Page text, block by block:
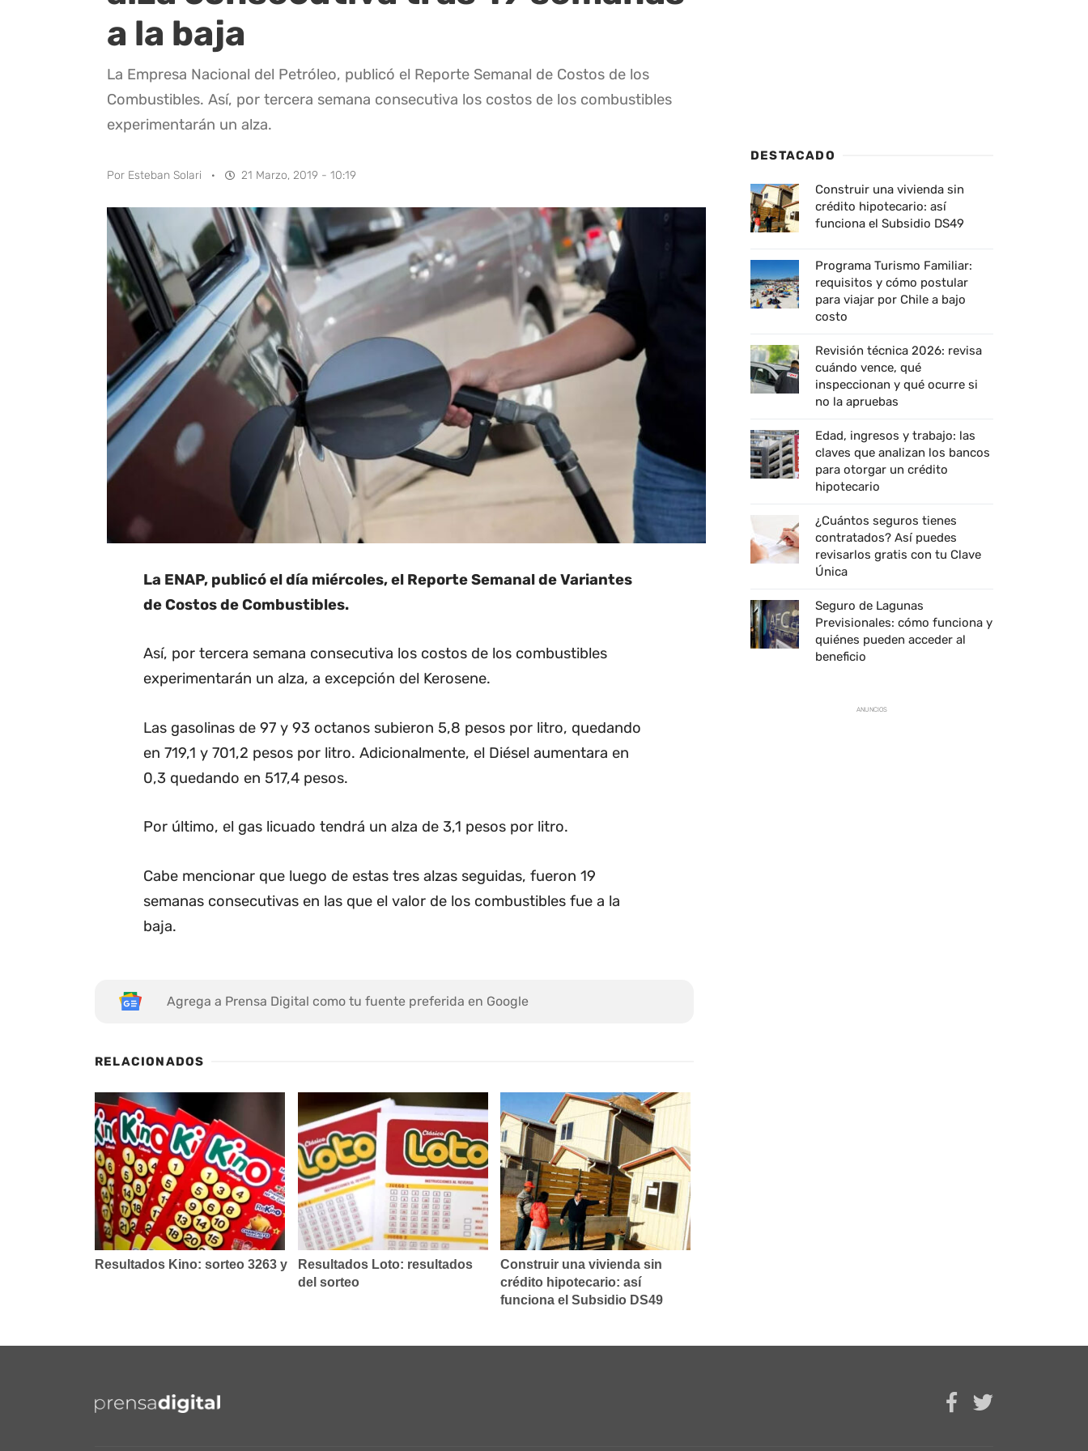
a la baja
La Empresa Nacional del Petróleo, publicó el Reporte Semanal de Costos de los
Combustibles. Así, por tercera semana consecutiva los costos de los combustibles
experimentarán un alza.
Por Esteban Solari · 21 Marzo, 2019 - 10:19
La ENAP, publicó el día miércoles, el Reporte Semanal de Variantes
de Costos de Combustibles.
Así, por tercera semana consecutiva los costos de los combustibles
experimentarán un alza, a excepción del Kerosene.
Las gasolinas de 97 y 93 octanos subieron 5,8 pesos por litro, quedando
en 719,1 y 701,2 pesos por litro. Adicionalmente, el Diésel aumentara en
0,3 quedando en 517,4 pesos.
Por último, el gas licuado tendrá un alza de 3,1 pesos por litro.
Cabe mencionar que luego de estas tres alzas seguidas, fueron 19
semanas consecutivas en las que el valor de los combustibles fue a la
baja.
Agrega a Prensa Digital como tu fuente preferida en Google
RELACIONADOS
Resultados Kino: sorteo 3263 y
Resultados Loto: resultados
del sorteo
Construir una vivienda sin
crédito hipotecario: así
funciona el Subsidio DS49
DESTACADO
Construir una vivienda sin
crédito hipotecario: así
funciona el Subsidio DS49
Programa Turismo Familiar:
requisitos y cómo postular
para viajar por Chile a bajo
costo
Revisión técnica 2026: revisa
cuándo vence, qué
inspeccionan y qué ocurre si
no la apruebas
Edad, ingresos y trabajo: las
claves que analizan los bancos
para otorgar un crédito
hipotecario
¿Cuántos seguros tienes
contratados? Así puedes
revisarlos gratis con tu Clave
Única
Seguro de Lagunas
Previsionales: cómo funciona y
quiénes pueden acceder al
beneficio
ANUNCIOS